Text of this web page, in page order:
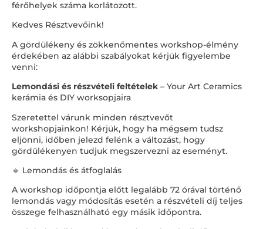
férőhelyek száma korlátozott.
Kedves Résztvevőink!
A gördülékeny és zökkenőmentes workshop-élmény
érdekében az alábbi szabályokat kérjük figyelembe
venni:
Lemondási és részvételi feltételek – Your Art Ceramics
kerámia és DIY worksopjaira
Szeretettel várunk minden résztvevőt
workshopjainkon! Kérjük, hogy ha mégsem tudsz
eljönni, időben jelezd felénk a változást, hogy
gördülékenyen tudjuk megszervezni az eseményt.
🔹 Lemondás és átfoglalás
A workshop időpontja előtt legalább 72 órával történő
lemondás vagy módosítás esetén a részvételi díj teljes
összege felhasználható egy másik időpontra.